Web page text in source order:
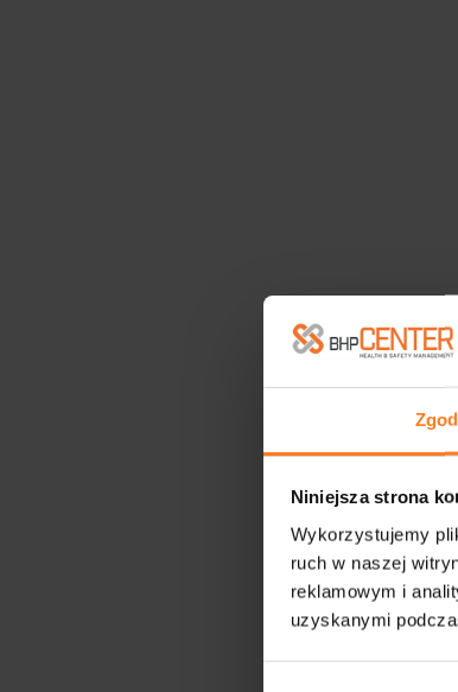
Niniejsza strona
Wykorzystujemy
ruch w naszej
reklamowym i
uzyskanymi